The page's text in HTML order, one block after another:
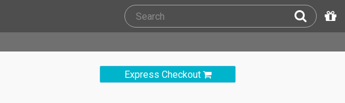
Express Checkout